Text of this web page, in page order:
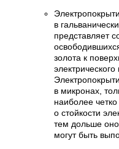
в
представляет
золота к
в микронах,
наиболее
о стойкости
тем дольше
могут быть